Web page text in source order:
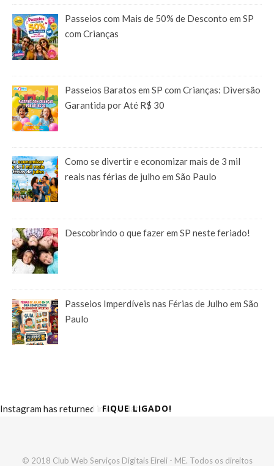
Passeios com Mais de 50% de Desconto em SP
com Crianças
Passeios Baratos em SP com Crianças: Diversão
Garantida por Até R$ 30
Como se divertir e economizar mais de 3 mil
reais nas férias de julho em São Paulo
Descobrindo o que fazer em SP neste feriado!
Passeios Imperdíveis nas Férias de Julho em São
Paulo
FIQUE LIGADO!
Instagram has returned invalid data.
© 2018 Club Web Serviços Digitais Eireli - ME. Todos os direitos